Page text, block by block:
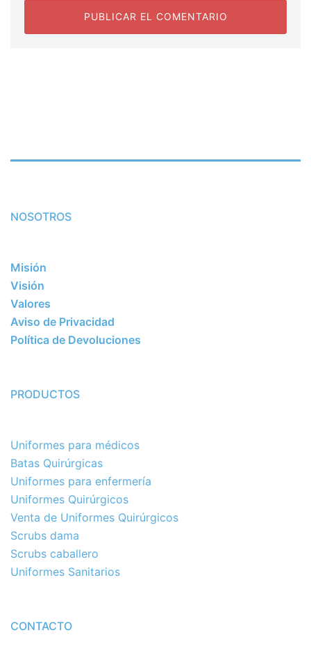
NOSOTROS
Misión
Visión
Valores
Aviso de Privacidad
Política de Devoluciones
PRODUCTOS
Uniformes para médicos
Batas Quirúrgicas
Uniformes para enfermería
Uniformes Quirúrgicos
Venta de Uniformes Quirúrgicos
Scrubs dama
Scrubs caballero
Uniformes Sanitarios
CONTACTO